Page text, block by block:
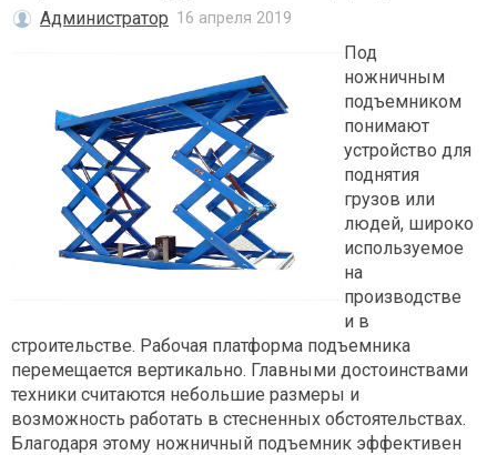
Администратор 16 апреля 2019
Под
ножничным
подъемником
понимают
устройство для
поднятия
грузов или
людей, широко
используемое
на
производстве
и в
строительстве. Рабочая платформа подъемника
перемещается вертикально. Главными достоинствами
техники считаются небольшие размеры и
возможность работать в стесненных обстоятельствах.
Благодаря этому ножничный подъемник эффективен